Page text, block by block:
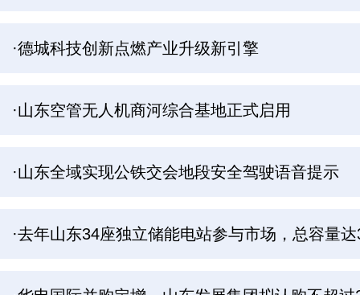
·德城科技创新点燃产业升级新引擎
·山东空管无人机商河综合基地正式启用
·山东全域实现公铁交会地段安全驾驶语音提示
·去年山东34座独立储能电站参与市场，总容量